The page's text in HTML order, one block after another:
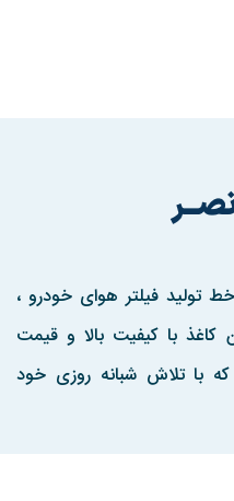
تولید فیلتر هوای خودرو ،
با کیفیت بالا و قیمت
10 سال است که با تلاش شبانه روزی خود